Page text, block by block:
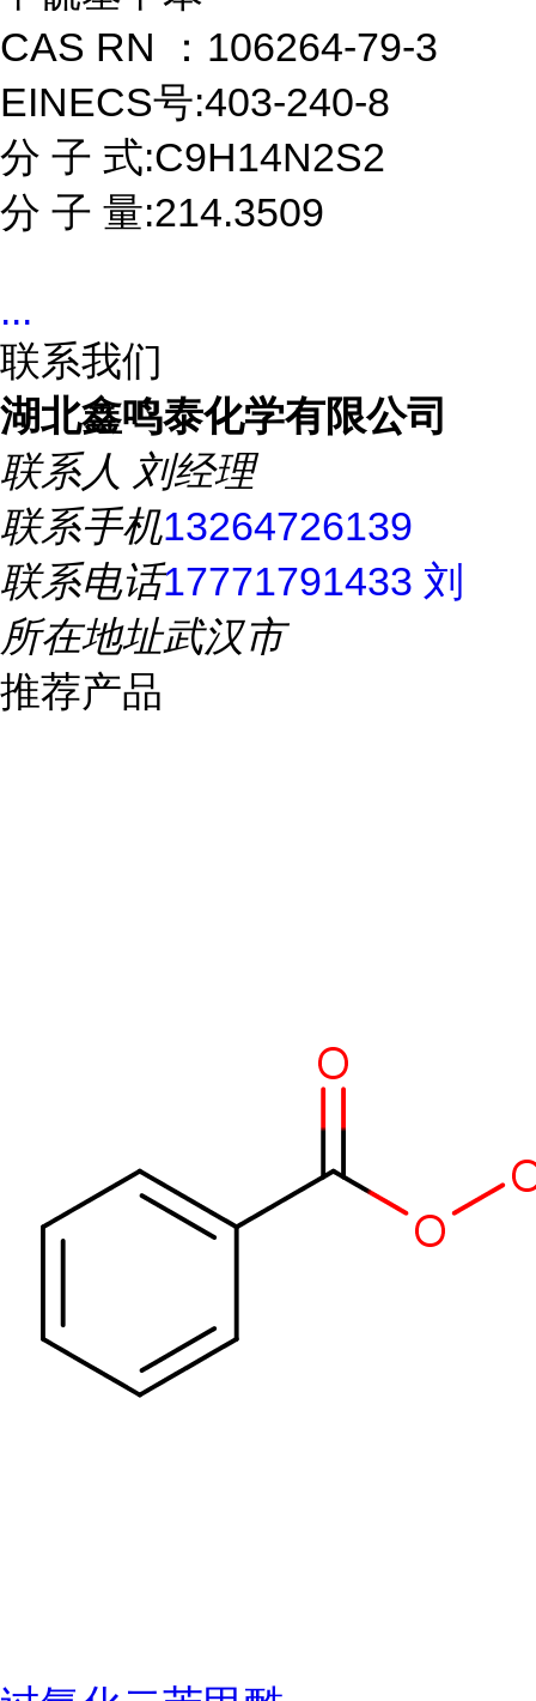
CAS RN
：106264-79-3
EINECS号:403-240-8
分 子 式:C9H14N2S2
分 子 量:214.3509
...
联系我们
湖北鑫鸣泰化学有限公司
联系人 刘经理
联系手机13264726139
联系电话17771791433 刘
所在地址武汉市
推荐产品